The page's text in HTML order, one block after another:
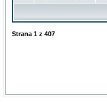
Strana 1 z 407